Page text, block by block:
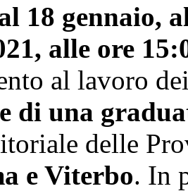
18 gennaio,
alle ore
al lavoro
di una
delle
e Viterbo. In